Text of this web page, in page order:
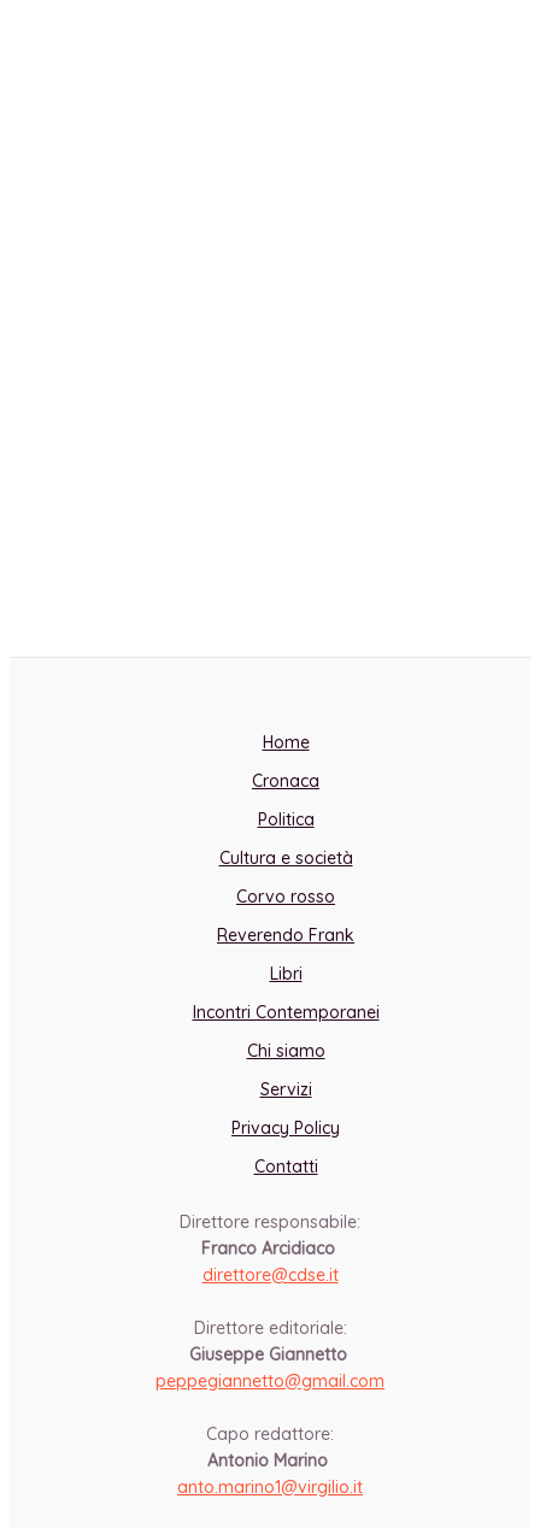
Home
Cronaca
Politica
Cultura e società
Corvo rosso
Reverendo Frank
Libri
Incontri Contemporanei
Chi siamo
Servizi
Privacy Policy
Contatti
Direttore responsabile:
Franco Arcidiaco
direttore@cdse.it
Direttore editoriale:
Giuseppe Giannetto
peppegiannetto@gmail.com
Capo redattore:
Antonio Marino
anto.marino1@virgilio.it